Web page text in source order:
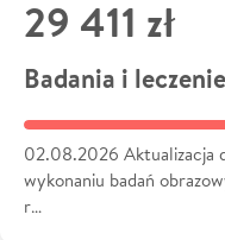
29 411 zł
Badania i
02.08.2026 Aktualizacja
wykonaniu badań
r…